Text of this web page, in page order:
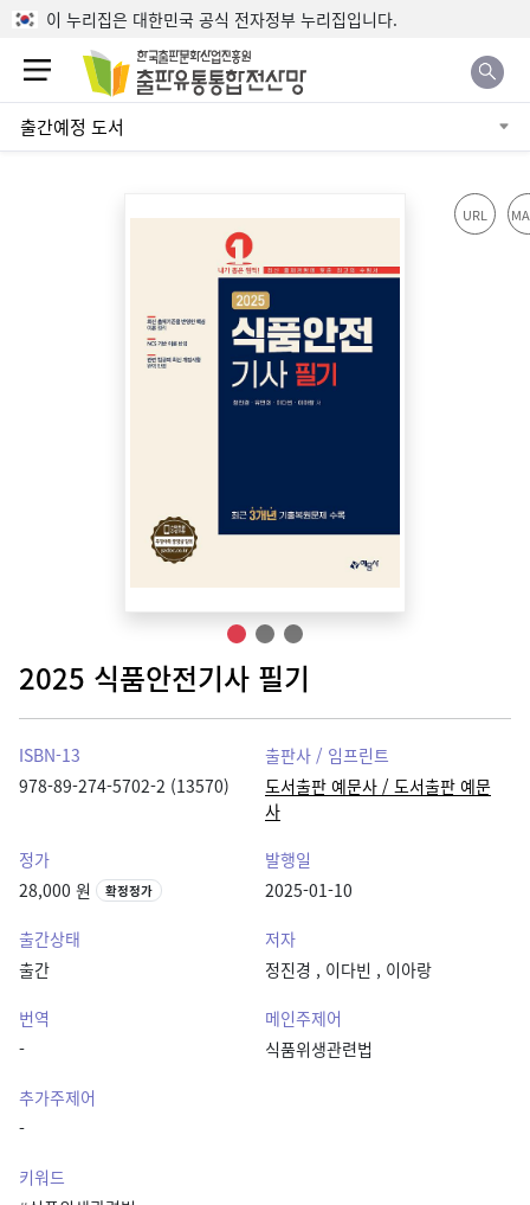
본문으로 바로가기
이 누리집은 대한민국 공식 전자정부 누리집입니다.
출간예정 도서
2025 식품안전기사 필기
ISBN-13
978-89-274-5702-2 (13570)
출판사 / 임프린트
도서출판 예문사 / 도서출판 예문
사
정가
28,000 원
확정정가
발행일
2025-01-10
출간상태
출간
저자
정진경 , 이다빈 , 이아랑
번역
-
메인주제어
식품위생관련법
추가주제어
-
키워드
URL